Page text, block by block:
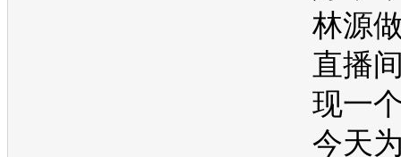
林源
直播
现一
今天